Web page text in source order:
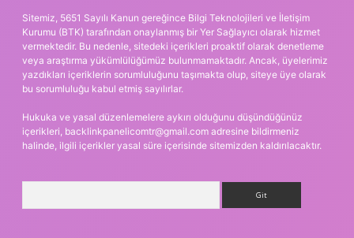
Sitemiz, 5651 Sayılı Kanun gereğince Bilgi Teknolojileri ve İletişim
Kurumu (BTK) tarafından onaylanmış bir Yer Sağlayıcı olarak hizmet
vermektedir. Bu nedenle, sitedeki içerikleri proaktif olarak denetleme
veya araştırma yükümlülüğümüz bulunmamaktadır. Ancak, üyelerimiz
yazdıkları içeriklerin sorumluluğunu taşımakta olup, siteye üye olarak
bu sorumluluğu kabul etmiş sayılırlar.
Hukuka ve yasal düzenlemelere aykırı olduğunu düşündüğünüz
içerikleri, backlinkpanelicomtr@gmail.com adresine bildirmeniz
halinde, ilgili içerikler yasal süre içerisinde sitemizden kaldırılacaktır.